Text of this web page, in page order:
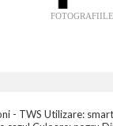
- TWS Utilizare: